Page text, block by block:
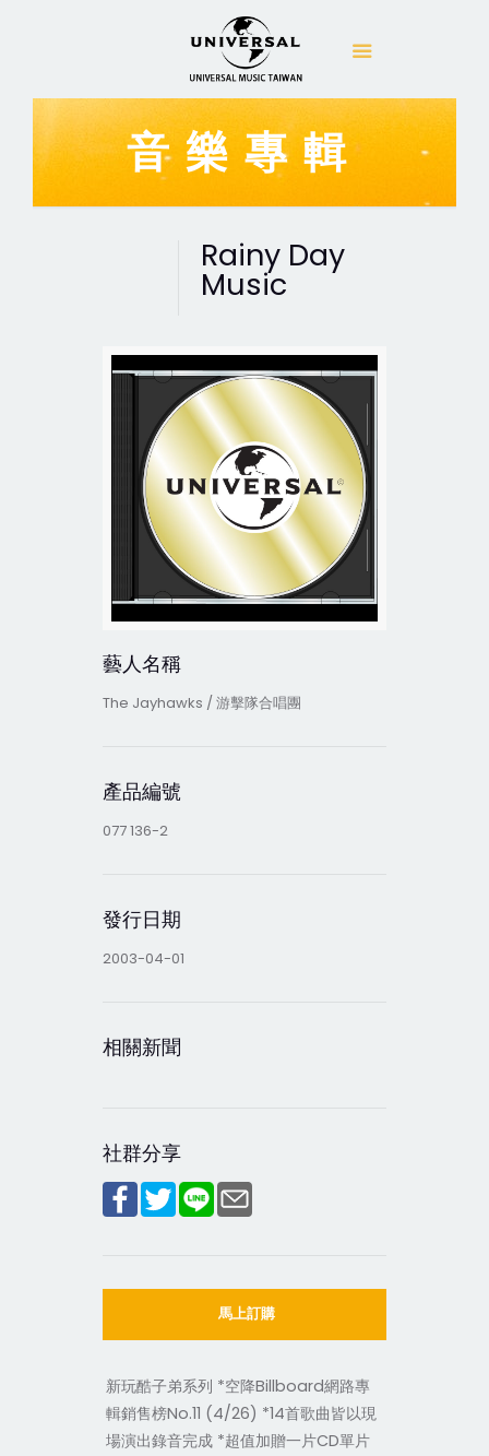
音樂專輯
Rainy Day
Music
藝人名稱
The Jayhawks / 游擊隊合唱團
產品編號
077 136-2
發行日期
2003-04-01
相關新聞
社群分享
馬上訂購
新玩酷子弟系列 *空降Billboard網路專
輯銷售榜No.11 (4/26) *14首歌曲皆以現
場演出錄音完成 *超值加贈一片CD單片